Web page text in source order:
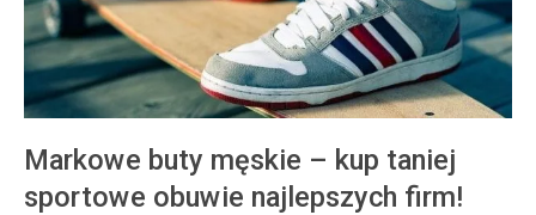
Markowe buty męskie – kup taniej
sportowe obuwie najlepszych firm!